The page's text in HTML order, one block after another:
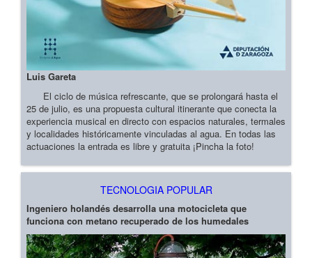
Luis Gareta
El ciclo de música refrescante, que se prolongará hasta el
25 de julio, es una propuesta cultural itinerante que conecta la
experiencia musical en directo con espacios naturales, termales
y localidades históricamente vinculadas al agua. En todas las
actuaciones la entrada es libre y gratuita ¡Pincha la foto!
TECNOLOGIA POPULAR
Ingeniero holandés desarrolla una motocicleta que
funciona con metano recuperado de los humedales